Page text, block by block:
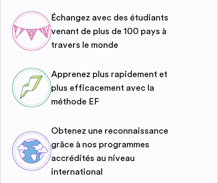
Échangez avec des étudiants
venant de plus de 100 pays à
travers le monde
Apprenez plus rapidement et
plus efficacement avec la
méthode EF
Obtenez une reconnaissance
grâce à nos programmes
accrédités au niveau
international